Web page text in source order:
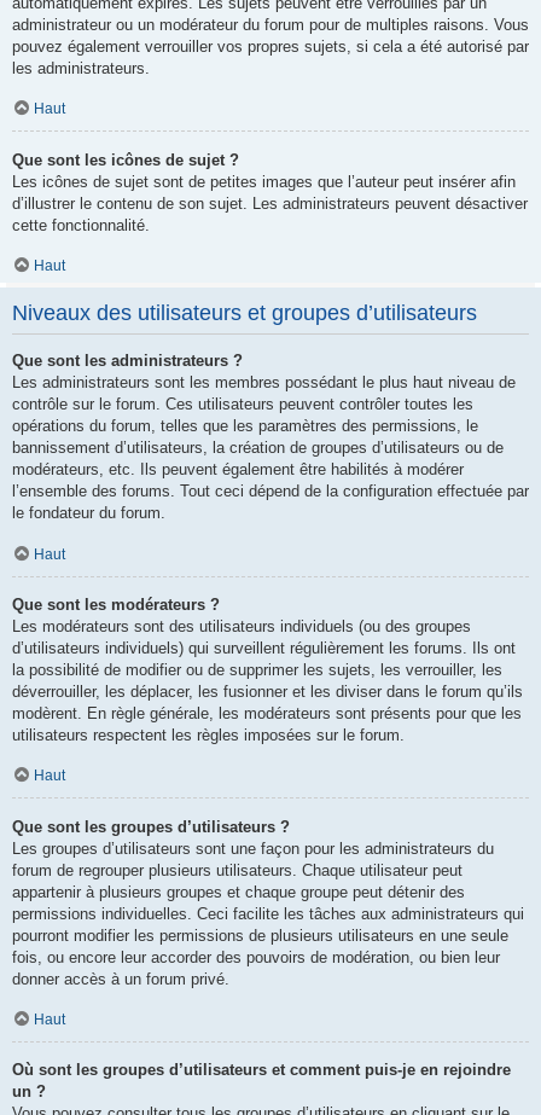
administrateur ou un modérateur du forum pour de multiples raisons. Vous
pouvez également verrouiller vos propres sujets, si cela a été autorisé par
les administrateurs.
Haut
Que sont les icônes de sujet ?
Les icônes de sujet sont de petites images que l’auteur peut insérer afin
d’illustrer le contenu de son sujet. Les administrateurs peuvent désactiver
cette fonctionnalité.
Haut
Niveaux des utilisateurs et groupes d’utilisateurs
Que sont les administrateurs ?
Les administrateurs sont les membres possédant le plus haut niveau de
contrôle sur le forum. Ces utilisateurs peuvent contrôler toutes les
opérations du forum, telles que les paramètres des permissions, le
bannissement d’utilisateurs, la création de groupes d’utilisateurs ou de
modérateurs, etc. Ils peuvent également être habilités à modérer
l’ensemble des forums. Tout ceci dépend de la configuration effectuée par
le fondateur du forum.
Haut
Que sont les modérateurs ?
Les modérateurs sont des utilisateurs individuels (ou des groupes
d’utilisateurs individuels) qui surveillent régulièrement les forums. Ils ont
la possibilité de modifier ou de supprimer les sujets, les verrouiller, les
déverrouiller, les déplacer, les fusionner et les diviser dans le forum qu’ils
modèrent. En règle générale, les modérateurs sont présents pour que les
utilisateurs respectent les règles imposées sur le forum.
Haut
Que sont les groupes d’utilisateurs ?
Les groupes d’utilisateurs sont une façon pour les administrateurs du
forum de regrouper plusieurs utilisateurs. Chaque utilisateur peut
appartenir à plusieurs groupes et chaque groupe peut détenir des
permissions individuelles. Ceci facilite les tâches aux administrateurs qui
pourront modifier les permissions de plusieurs utilisateurs en une seule
fois, ou encore leur accorder des pouvoirs de modération, ou bien leur
donner accès à un forum privé.
Haut
Où sont les groupes d’utilisateurs et comment puis-je en rejoindre
un ?